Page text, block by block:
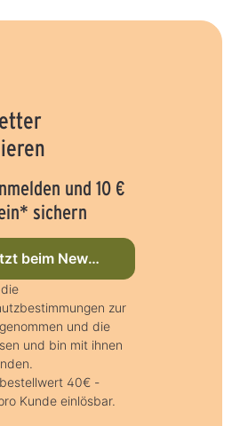
und 10 €
sichern
beim Newsletter anmelden
zur
und die
und bin mit ihnen
40€ -
Kunde einlösbar.